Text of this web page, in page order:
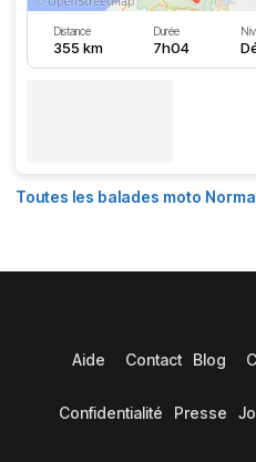
Distance
355 km
Durée
7h04
Toutes les balades moto
Aide Contact Blog
Confidentialité Presse